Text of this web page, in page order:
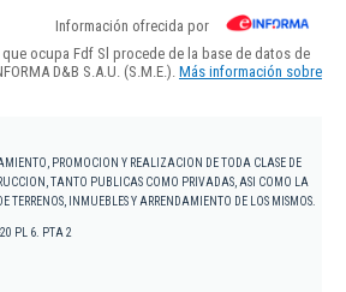
Información ofrecida por
ocupa Fdf Sl procede de la base de datos de
D&B S.A.U. (S.M.E.). Más información sobre
PROMOCION Y REALIZACION DE TODA CLASE DE
TANTO PUBLICAS COMO PRIVADAS, ASI COMO LA
TERRENOS, INMUEBLES Y ARRENDAMIENTO DE LOS MISMOS.
PL 6. PTA 2